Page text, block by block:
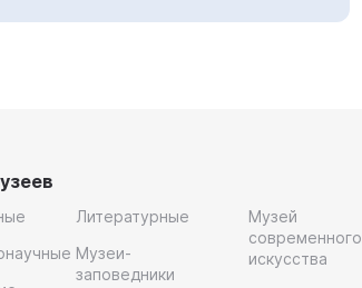
Литературные
Музеи-
заповедники
Музей
современного
искусства